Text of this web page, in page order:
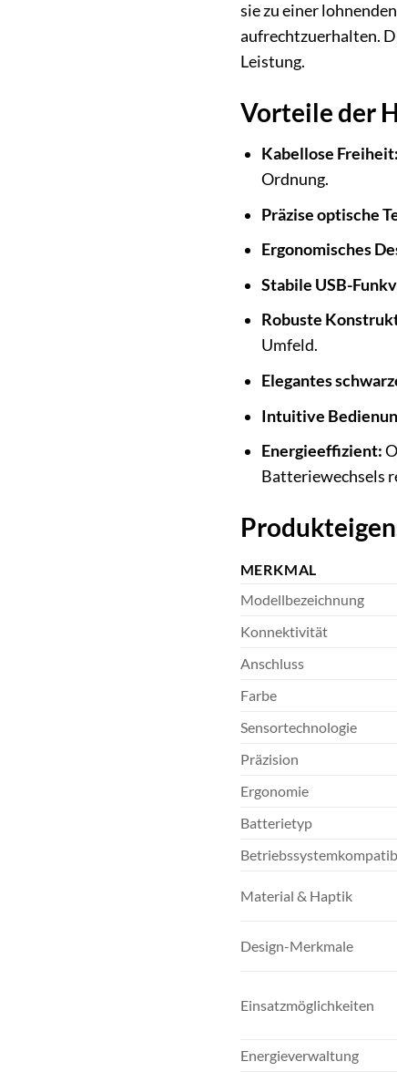
sie zu einer
aufrechtzuerhalten.
Leistung.
Vorteile der
Kabellose Freiheit:
Ordnung.
Präzise optische
Ergonomisches
Stabile USB-
Robuste
Umfeld.
Elegantes
Intuitive
Energieeffizient:
Batteriewechsels
MERKMAL
Modellbezeichnung
Konnektivität
Anschluss
Farbe
Sensortechnologie
Präzision
Ergonomie
Batterietyp
Material & Haptik
Design-Merkmale
Einsatzmöglichkeiten
Energieverwaltung